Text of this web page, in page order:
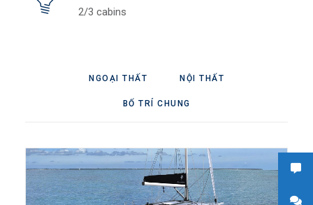
2/3 cabins
NGOẠI THẤT NỘI THẤT
BỐ TRÍ CHUNG